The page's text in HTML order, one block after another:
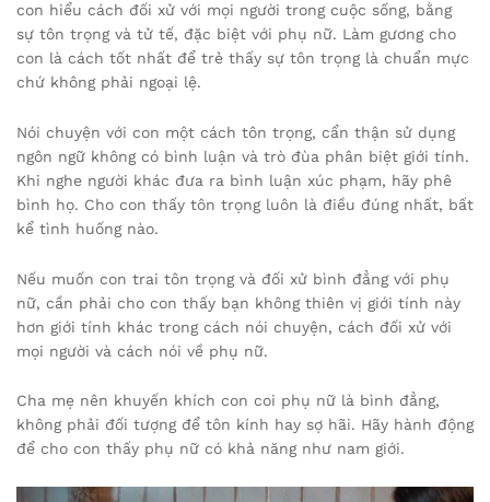
con hiểu cách đối xử với mọi người trong cuộc sống, bằng
sự tôn trọng và tử tế, đặc biệt với phụ nữ. Làm gương cho
con là cách tốt nhất để trẻ thấy sự tôn trọng là chuẩn mực
chứ không phải ngoại lệ.
Nói chuyện với con một cách tôn trọng, cẩn thận sử dụng
ngôn ngữ không có bình luận và trò đùa phân biệt giới tính.
Khi nghe người khác đưa ra bình luận xúc phạm, hãy phê
bình họ. Cho con thấy tôn trọng luôn là điều đúng nhất, bất
kể tình huống nào.
Nếu muốn con trai tôn trọng và đối xử bình đẳng với phụ
nữ, cần phải cho con thấy bạn không thiên vị giới tính này
hơn giới tính khác trong cách nói chuyện, cách đối xử với
mọi người và cách nói về phụ nữ.
Cha mẹ nên khuyến khích con coi phụ nữ là bình đẳng,
không phải đối tượng để tôn kính hay sợ hãi. Hãy hành động
để cho con thấy phụ nữ có khả năng như nam giới.